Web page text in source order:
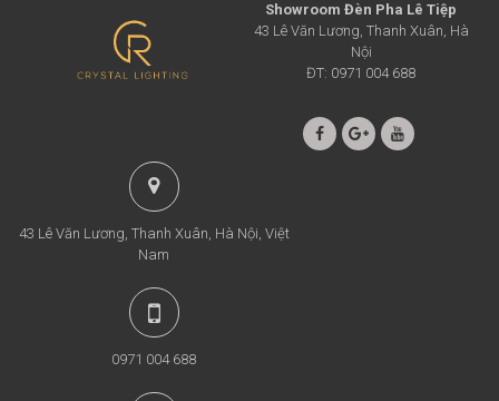
Showroom Đèn Pha Lê Tiệp
43 Lê Văn Lương, Thanh Xuân, Hà
Nội
ĐT: 0971 004 688
43 Lê Văn Lương, Thanh Xuân, Hà Nội, Việt
Nam
0971 004 688